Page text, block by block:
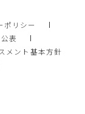
ポリシー
表
メント基本方針